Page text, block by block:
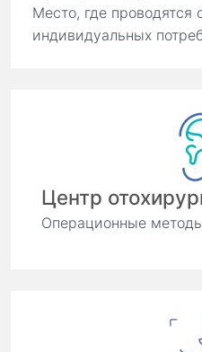
Место, где проводятся
индивидуальных
Центр
Операционные